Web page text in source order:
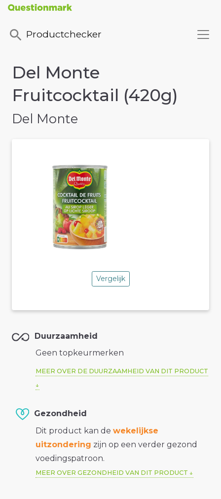
Productchecker
Del Monte
Fruitcocktail (420g)
Del Monte
Vergelijk
Duurzaamheid
Geen topkeurmerken
MEER OVER DE DUURZAAMHEID VAN DIT PRODUCT
Gezondheid
Dit product kan de wekelijkse
uitzondering zijn op een verder gezond
voedingspatroon.
MEER OVER GEZONDHEID VAN DIT PRODUCT